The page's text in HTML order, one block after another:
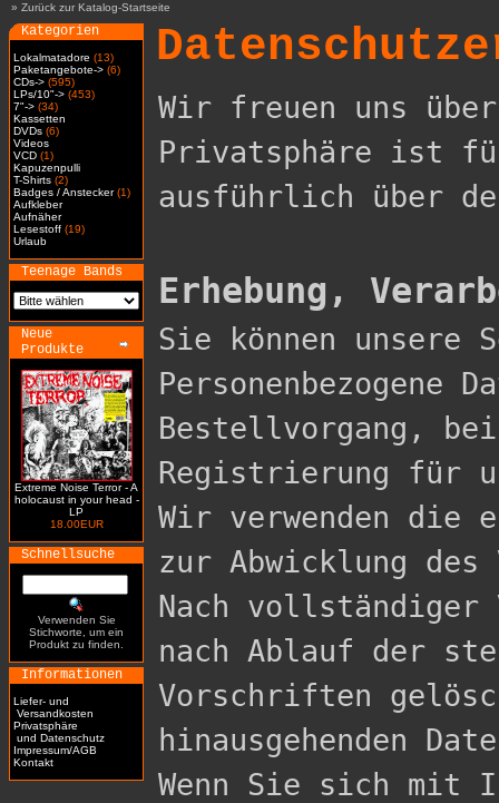
» Zurück zur Katalog-Startseite
Kategorien
Lokalmatadore (13)
Paketangebote-> (6)
CDs-> (595)
LPs/10"-> (453)
7"-> (34)
Kassetten
DVDs (6)
Videos
VCD (1)
Kapuzenpulli
T-Shirts (2)
Badges / Anstecker(1)
Aufkleber
Aufnäher
Lesestoff (19)
Urlaub
Teenage Bands
Neue
Produkte
Extreme Noise Terror - A
holocaust in your head -
LP
18.00EUR
Schnellsuche
Verwenden Sie
Stichworte, um ein
Produkt zu finden.
Informationen
Liefer- und
Versandkosten
Privatsphäre
und Datenschutz
Impressum/AGB
Kontakt
Wir freuen uns
Privatsphäre ist
ausführlich über
Erhebung,
Sie können unsere
Personenbezogene
Bestellvorgang,
Registrierung für
Wir verwenden die
zur Abwicklung
Nach vollständiger
nach Ablauf der
Vorschriften
hinausgehenden
Wenn Sie sich mit